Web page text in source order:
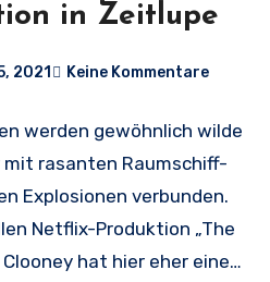
in Zeitlupe
2021 Keine Kommentare
werden gewöhnlich wilde
rasanten Raumschiff-
Explosionen verbunden.
Netflix-Produktion „The
Clooney hat hier eher einen